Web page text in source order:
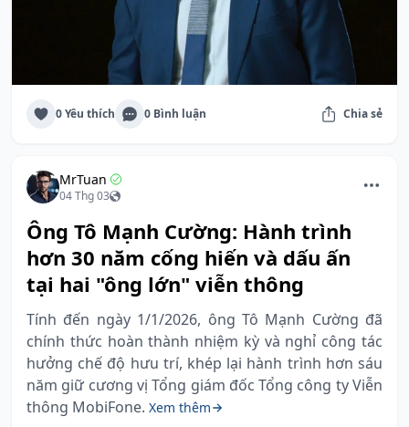
0 Yêu thích 0 Bình luận Chia sẻ
MrTuan
04 Thg 03
Ông Tô Mạnh Cường: Hành trình
hơn 30 năm cống hiến và dấu ấn
tại hai "ông lớn" viễn thông
Tính đến ngày 1/1/2026, ông Tô Mạnh Cường đã
chính thức hoàn thành nhiệm kỳ và nghỉ công tác
hưởng chế độ hưu trí, khép lại hành trình hơn sáu
năm giữ cương vị Tổng giám đốc Tổng công ty Viễn
thông MobiFone. Xem thêm